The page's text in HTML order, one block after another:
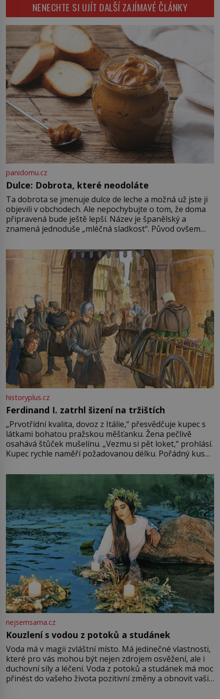
návycích, prostředí i […]
dlouhou dobu. Pomáhá jim led,
hluboké sklepy, ale také třeba sůl,
kouř a slunce. Potraviny odjakživa
patří k nejcennějším věcem v
domácnosti. Když se […]
NENECHTE SI UJÍT DALŠÍ ZAJÍMAVÉ ČLÁNKY
panidomu.cz
Dulce: Dobrota, které neodoláte
Ta dobrota se jmenuje dulce de leche a možná už jste ji
objevili v obchodech. Ale nepochybujte o tom, že doma
připravená bude ještě lepší. Název je španělský a
znamená jednoduše „mléčná sladkost“. Původ ovšem
pře hned několik latinskoamerických zemí a k tomu
Francie, kde se traduje,
historyplus.cz
Ferdinand I. zatrhl šizení na tržištích
„Prvotřídní kvalita, dovoz z Itálie,“ přesvědčuje kupec s
látkami bohatou pražskou měšťanku. Žena pečlivě
osahává štůček mušelínu. „Vezmu si pět loket,“ prohlásí.
Kupec rychle naměří požadovanou délku. Pořádný kus
milostpaní. Stačí jenom na sukni,“ zhodnotí švadlena
množství růžového mušelínu. „Ošidili vás, podívejte.“
nejsemsama.cz
Kouzlení s vodou z potoků a studánek
Voda má v magii zvláštní místo. Má jedinečné vlastnosti,
které pro vás mohou být nejen zdrojem osvěžení, ale i
duchovní síly a léčení. Voda z potoků a studánek má moc
přinést do vašeho života pozitivní změny a obnovit vaši